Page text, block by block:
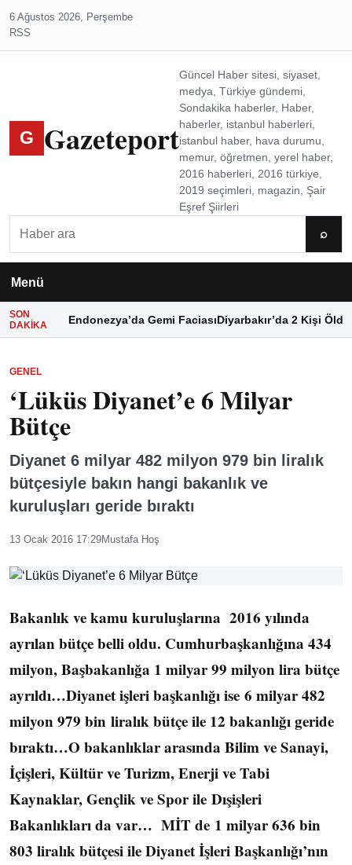
6 Ağustos 2026, Perşembe
RSS
G Gazeteport
Güncel Haber sitesi, siyaset,
medya, Türkiye gündemi,
Sondakika haberler, Haber,
haberler, istanbul haberleri,
istanbul haber, hava durumu,
memur, öğretmen, yerel haber,
2016 haberleri, 2016 türkiye,
2019 seçimleri, magazin, Şair
Eşref Şiirleri
⌕
Menü
SON
DAKIKA
Endonezya’da Gemi FaciasıDiyarbakır’da 2 Kişi Öldü
GENEL
‘Lüküs Diyanet’e 6 Milyar
Bütçe
Diyanet 6 milyar 482 milyon 979 bin liralık
bütçesiyle bakın hangi bakanlık ve
kuruluşları geride bıraktı
13 Ocak 2016 17:29Mustafa Hoş
Bakanlık ve kamu kuruluşlarına 2016 yılında
ayrılan bütçe belli oldu. Cumhurbaşkanlığına 434
milyon, Başbakanlığa 1 milyar 99 milyon lira bütçe
ayrıldı…Diyanet işleri başkanlığı ise 6 milyar 482
milyon 979 bin liralık bütçe ile 12 bakanlığı geride
bıraktı…O bakanlıklar arasında Bilim ve Sanayi,
İçişleri, Kültür ve Turizm, Enerji ve Tabi
Kaynaklar, Gençlik ve Spor ile Dışişleri
Bakanlıkları da var… MİT de 1 milyar 636 bin
803 liralık bütçesi ile Diyanet İşleri Başkanlığı’nın